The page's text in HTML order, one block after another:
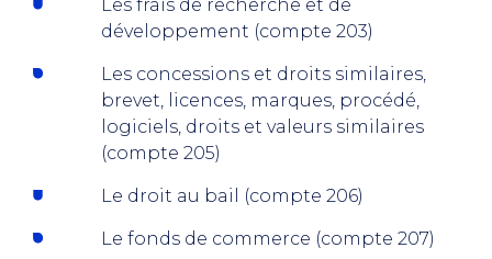
Les frais de recherche et de
développement (compte 203)
Les concessions et droits similaires,
brevet, licences, marques, procédé,
logiciels, droits et valeurs similaires
(compte 205)
Le droit au bail (compte 206)
Le fonds de commerce (compte 207)